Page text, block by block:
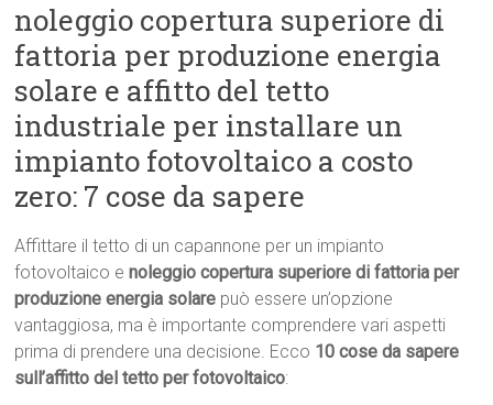
noleggio copertura superiore di
fattoria per produzione energia
solare e affitto del tetto
industriale per installare un
impianto fotovoltaico a costo
zero: 7 cose da sapere
Affittare il tetto di un capannone per un impianto
fotovoltaico enoleggio copertura superiore di fattoria per
produzione energia solare può essere un’opzione
vantaggiosa, ma è importante comprendere vari aspetti
prima di prendere una decisione. Ecco 10 cose da sapere
sull’affitto del tetto per fotovoltaico: